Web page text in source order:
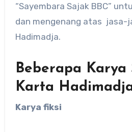
“Sayembara Sajak BBC”
dan mengenang atas jasa-
Hadimadja.
Beberapa Karya
Karta
Karya fiksi